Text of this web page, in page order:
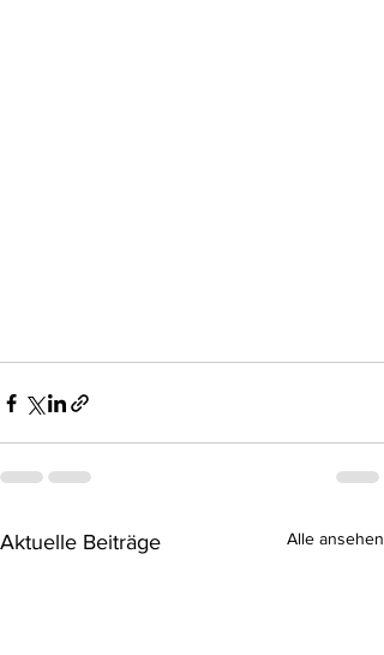
Aktuelle Beiträge Alle ansehen